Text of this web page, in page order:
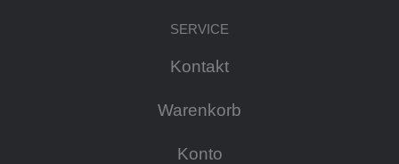
SERVICE
Kontakt
Warenkorb
Konto